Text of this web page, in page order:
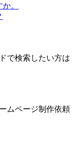
。
で検索したい方は
ムページ制作依頼